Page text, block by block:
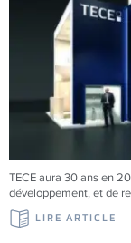
TECE aura 30 ans en
développement, et de
LIRE ARTICLE